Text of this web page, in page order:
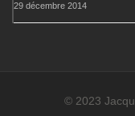
29 décembre 2014
© 2023